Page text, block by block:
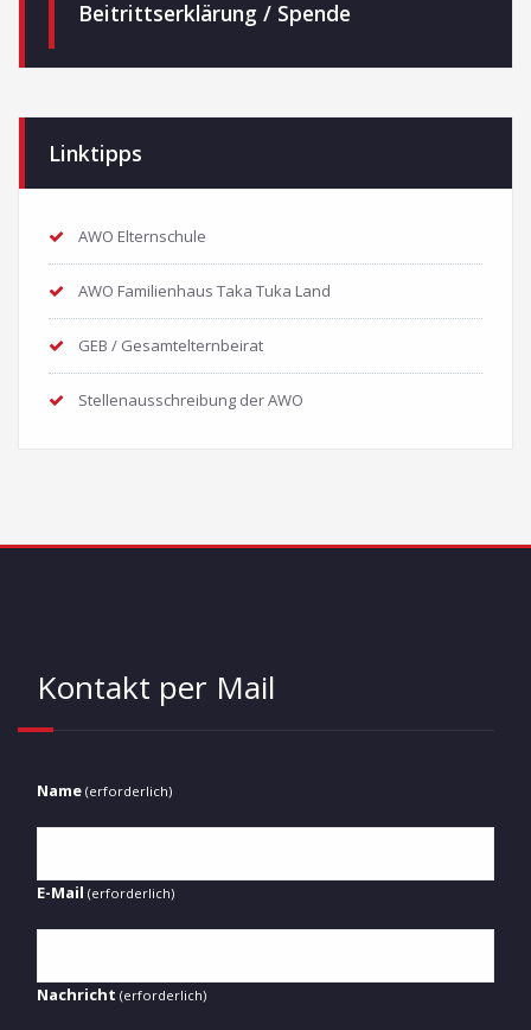
Beitrittserklärung / Spende
Linktipps
AWO Elternschule
AWO Familienhaus Taka Tuka Land
GEB / Gesamtelternbeirat
Stellenausschreibung der AWO
Kontakt per Mail
Name (erforderlich)
E-Mail (erforderlich)
Nachricht (erforderlich)